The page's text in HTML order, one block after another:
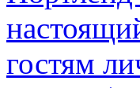
гостям